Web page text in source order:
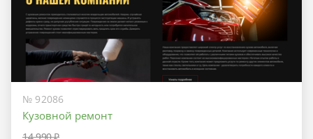
№ 92086
Кузовной ремонт